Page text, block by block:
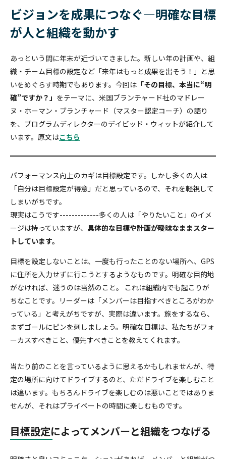
ビジョンを成果につなぐ―明確な目標
が人と組織を動かす
あっという間に年末が近づいてきました。新しい年の計画や、組
織・チーム目標の設定など「来年はもっと成果を出そう！」と思
いをめぐらす時期でもあります。今回は 「その目標、本当に“明
確”ですか？」 をテーマに、米国ブランチャード社のマドレー
ヌ・ホーマン・ブランチャード（マスター認定コーチ）の語り
を、プログラムディレクターのデイビッド・ウィットが紹介して
います。原文はこちら
パフォーマンス向上のカギは目標設定です。しかし多くの人は
「自分は目標設定が得意」だと思っているので、それを軽視して
しまいがちです。
現実はこうです-------------多くの人は「やりたいこと」のイメ
ージは持っていますが、 具体的な目標や計画が曖昧なままスター
トしています。
目標を設定しないことは、一度も行ったことのない場所へ、GPS
に住所を入力せずに行こうとするようなものです。明確な目的地
がなければ、迷うのは当然のこと。 これは組織内でも起こりが
ちなことです。リーダーは「メンバーは目指すべきところがわか
っている」と考えがちですが、実際は違います。旅をするなら、
まずゴールにピンを刺しましょう。明確な目標は、私たちがフォ
ーカスすべきこと、優先すべきことを教えてくれます。
当たり前のことを言っているように思えるかもしれませんが、特
定の場所に向けてドライブするのと、ただドライブを楽しむこと
は違います。もちろんドライブを楽しむのは悪いことではありま
せんが、それはプライベートの時間に楽しむものです。
目標設定によってメンバーと組織をつなげる
SLII®. POWERING INSPIRED LEADERS™
MY BLANCHARD ログイン
認定講師養成講座
おすすめ:
高いポテンシャルを持つ個人貢献者を、初めてピープルマネージャー
の役割に昇格させる場合、確実に成功させたいものです。
トレーニング・プロフェッショナル
所属する組織の中で研修を実施することが可能です。各種プログラム
を組織内で幅広く展開することができます。
エッセンシャル・モチベーターズ・プログラム
を特定することで、自分自身や他人をよりよく理解できるようになり
ます。
CourageousInclusion
leadership-point-of-view
変革に向けて人々を導く
バーチャル・リーダーシップ
Legendary Service®
セルフ・リーダーシップ
Servant Leadership Essentials™
チーム・リーダーシップ
最新のセミナー
学ぶ、組織全体で定着を促す構造的アプローチ～